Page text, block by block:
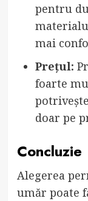
pentru
mai
Prețul:
foarte
doar pe
Concluzie
Alegerea
umăr poate